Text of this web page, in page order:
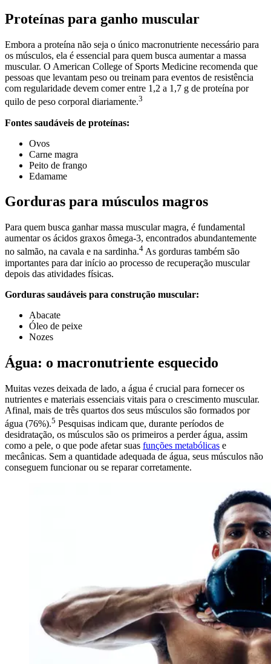
Proteínas para ganho muscular
Embora a proteína não seja o único macronutriente necessário para
os músculos, ela é essencial para quem busca aumentar a massa
muscular. O American College of Sports Medicine recomenda que
pessoas que levantam peso ou treinam para eventos de resistência
com regularidade devem comer entre 1,2 a 1,7 g de proteína por
quilo de peso corporal diariamente.3
Fontes saudáveis de proteínas:
Ovos
Carne magra
Peito de frango
Edamame
Gorduras para músculos magros
Para quem busca ganhar massa muscular magra, é fundamental
aumentar os ácidos graxos ômega-3, encontrados abundantemente
no salmão, na cavala e na sardinha.4 As gorduras também são
importantes para dar início ao processo de recuperação muscular
depois das atividades físicas.
Gorduras saudáveis para construção muscular:
Abacate
Óleo de peixe
Nozes
Água: o macronutriente esquecido
Muitas vezes deixada de lado, a água é crucial para fornecer os
nutrientes e materiais essenciais vitais para o crescimento muscular.
Afinal, mais de três quartos dos seus músculos são formados por
água (76%).5 Pesquisas indicam que, durante períodos de
desidratação, os músculos são os primeiros a perder água, assim
como a pele, o que pode afetar suas funções metabólicas e
mecânicas. Sem a quantidade adequada de água, seus músculos não
conseguem funcionar ou se reparar corretamente.